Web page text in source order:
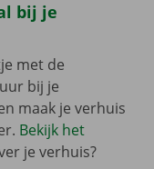
bij je
met de
bij je
maak je verhuis
Bekijk het
je verhuis?